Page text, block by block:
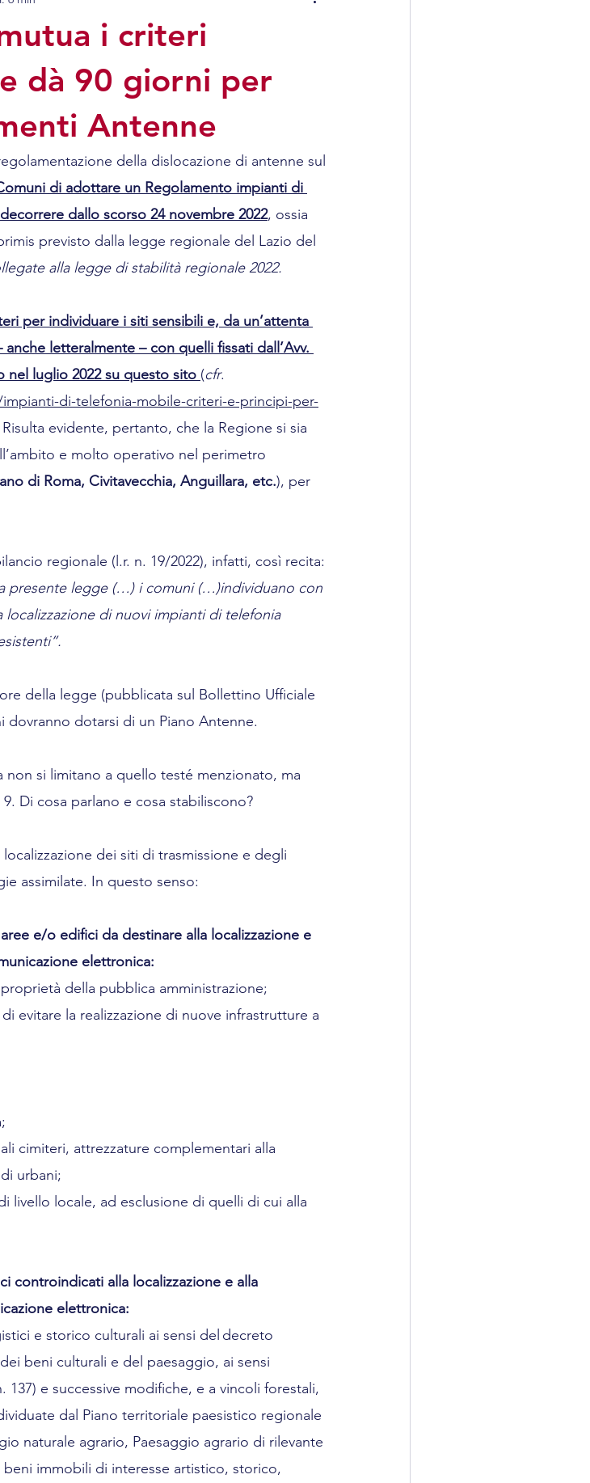
i criteri
dà 90 giorni per
Antenne
della dislocazione di antenne sul
di adottare un Regolamento impianti di
dallo scorso 24 novembre 2022, ossia
previsto dalla legge regionale del Lazio del
alla legge di stabilità regionale 2022.
per individuare i siti sensibili e, da un’attenta
letteralmente – con quelli fissati dall’Avv.
nel luglio 2022 su questo sito (cfr.
di-telefonia-mobile-criteri-e-principi-per-
Risulta evidente, pertanto, che la Regione si sia
e molto operativo nel perimetro
di Roma, Civitavecchia, Anguillara, etc.), per
regionale (l.r. n. 19/2022), infatti, così recita:
presente legge (…) i comuni (…)individuano con
di nuovi impianti di telefonia
della legge (pubblicata sul Bollettino Ufficiale
dovranno dotarsi di un Piano Antenne.
si limitano a quello testé menzionato, ma
Di cosa parlano e cosa stabiliscono?
dei siti di trasmissione e degli
assimilate. In questo senso:
e/o edifici da destinare alla localizzazione e
elettronica:
della pubblica amministrazione;
evitare la realizzazione di nuove infrastrutture a
cimiteri, attrezzature complementari alla
urbani;
livello locale, ad esclusione di quelli di cui alla
controindicati alla localizzazione e alla
elettronica:
e storico culturali ai sensi del decreto
beni culturali e del paesaggio, ai sensi
e successive modifiche, e a vincoli forestali,
dal Piano territoriale paesistico regionale
naturale agrario, Paesaggio agrario di rilevante
immobili di interesse artistico, storico,